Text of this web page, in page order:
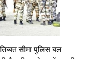
सीमा पुलिस बल